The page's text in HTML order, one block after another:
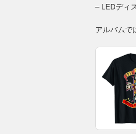
– LEDディ
アルバムで